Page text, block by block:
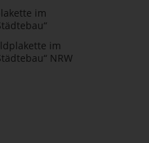
im
im
NRW